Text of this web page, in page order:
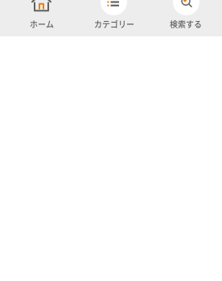
ホーム カテゴリー 検索する